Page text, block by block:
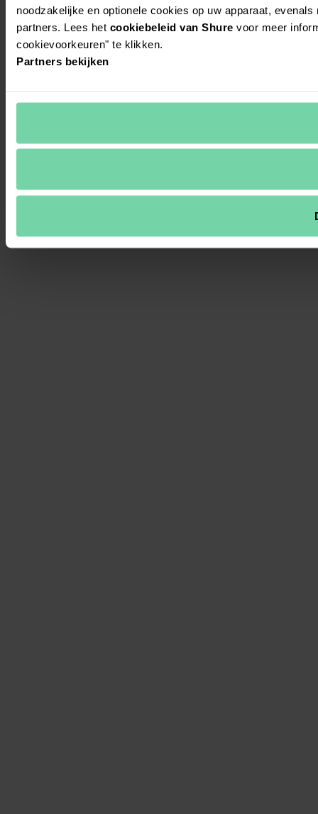
noodzakelijke en optionele cookies op uw apparaat,
partners. Lees het cookiebeleid van Shure voor meer
cookievoorkeuren" te klikken.
Partners bekijken